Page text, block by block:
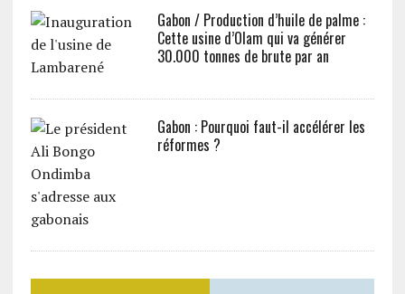
Gabon / Production d’huile de palme :
Cette usine d’Olam qui va générer
30.000 tonnes de brute par an
Gabon : Pourquoi faut-il accélérer les
réformes ?